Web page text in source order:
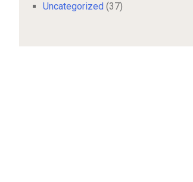
Uncategorized (37)